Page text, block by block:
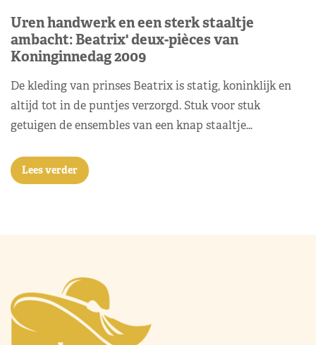
Uren handwerk en een sterk staaltje
ambacht: Beatrix' deux-pièces van
Koninginnedag 2009
De kleding van prinses Beatrix is statig, koninklijk en
altijd tot in de puntjes verzorgd. Stuk voor stuk
getuigen de ensembles van een knap staaltje…
Lees verder